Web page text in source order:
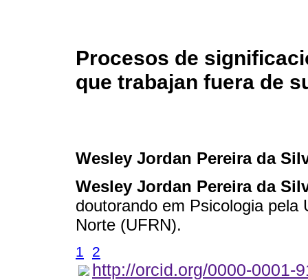
Procesos de
que trabajan fuera de
Wesley Jordan Pereira da
Wesley Jordan Pereira da
doutorando em Psicologia pela
Norte (UFRN).
1 2
http://orcid.org/0000-0001-